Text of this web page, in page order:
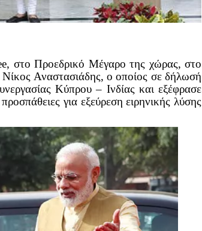
στο Προεδρικό Μέγαρο της χώρας, στο
Αναστασιάδης, ο οποίος σε δήλωσή
Κύπρου – Ινδίας και εξέφρασε
για εξεύρεση ειρηνικής λύσης